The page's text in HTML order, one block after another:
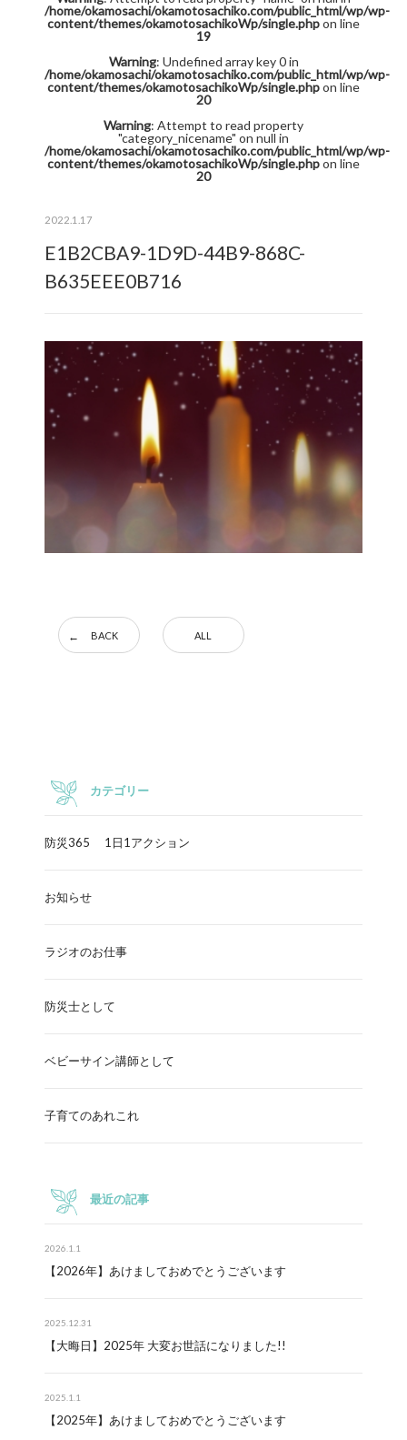
/home/okamosachi/okamotosachiko.com/public_html/wp/wp-
content/themes/okamotosachikoWp/single.phpon line
19
Warning: Undefined array key 0 in
/home/okamosachi/okamotosachiko.com/public_html/wp/wp-
content/themes/okamotosachikoWp/single.phpon line
20
Warning: Attempt to read property
"category_nicename" on null in
/home/okamosachi/okamotosachiko.com/public_html/wp/wp-
content/themes/okamotosachikoWp/single.phpon line
20
2022.1.17
E1B2CBA9-1D9D-44B9-868C-
B635EEE0B716
BACK ALL
カテゴリー
防災365 1日1アクション
お知らせ
ラジオのお仕事
防災士として
ベビーサイン講師として
子育てのあれこれ
最近の記事
2026.1.1
【2026年】あけましておめでとうございます
2025.12.31
【大晦日】2025年 大変お世話になりました!!
2025.1.1
【2025年】あけましておめでとうございます